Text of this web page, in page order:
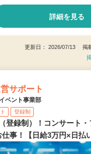
詳細を見る
更新日： 2026/07/13 掲
サポート
ベント事業部
登録制
登録制）！コンサート
事！【日給3万円×日払